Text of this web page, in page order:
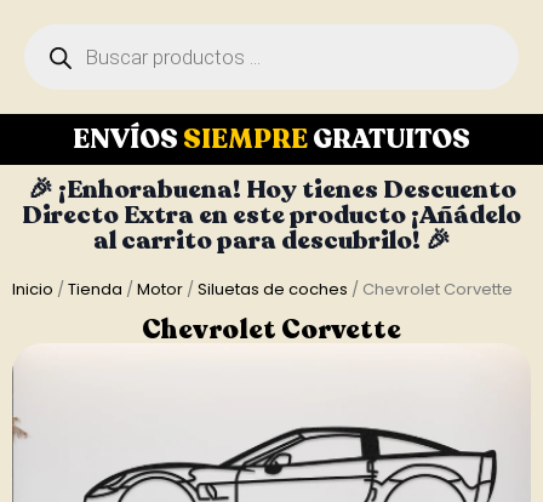
ENVÍOS SIEMPREGRATUITOS
🎉 ¡Enhorabuena! Hoy tienes Descuento
Directo Extra en este producto ¡Añádelo
al carrito para descubrilo! 🎉
Inicio /Tienda /Motor /Siluetas de coches / Chevrolet Corvette
Chevrolet Corvette